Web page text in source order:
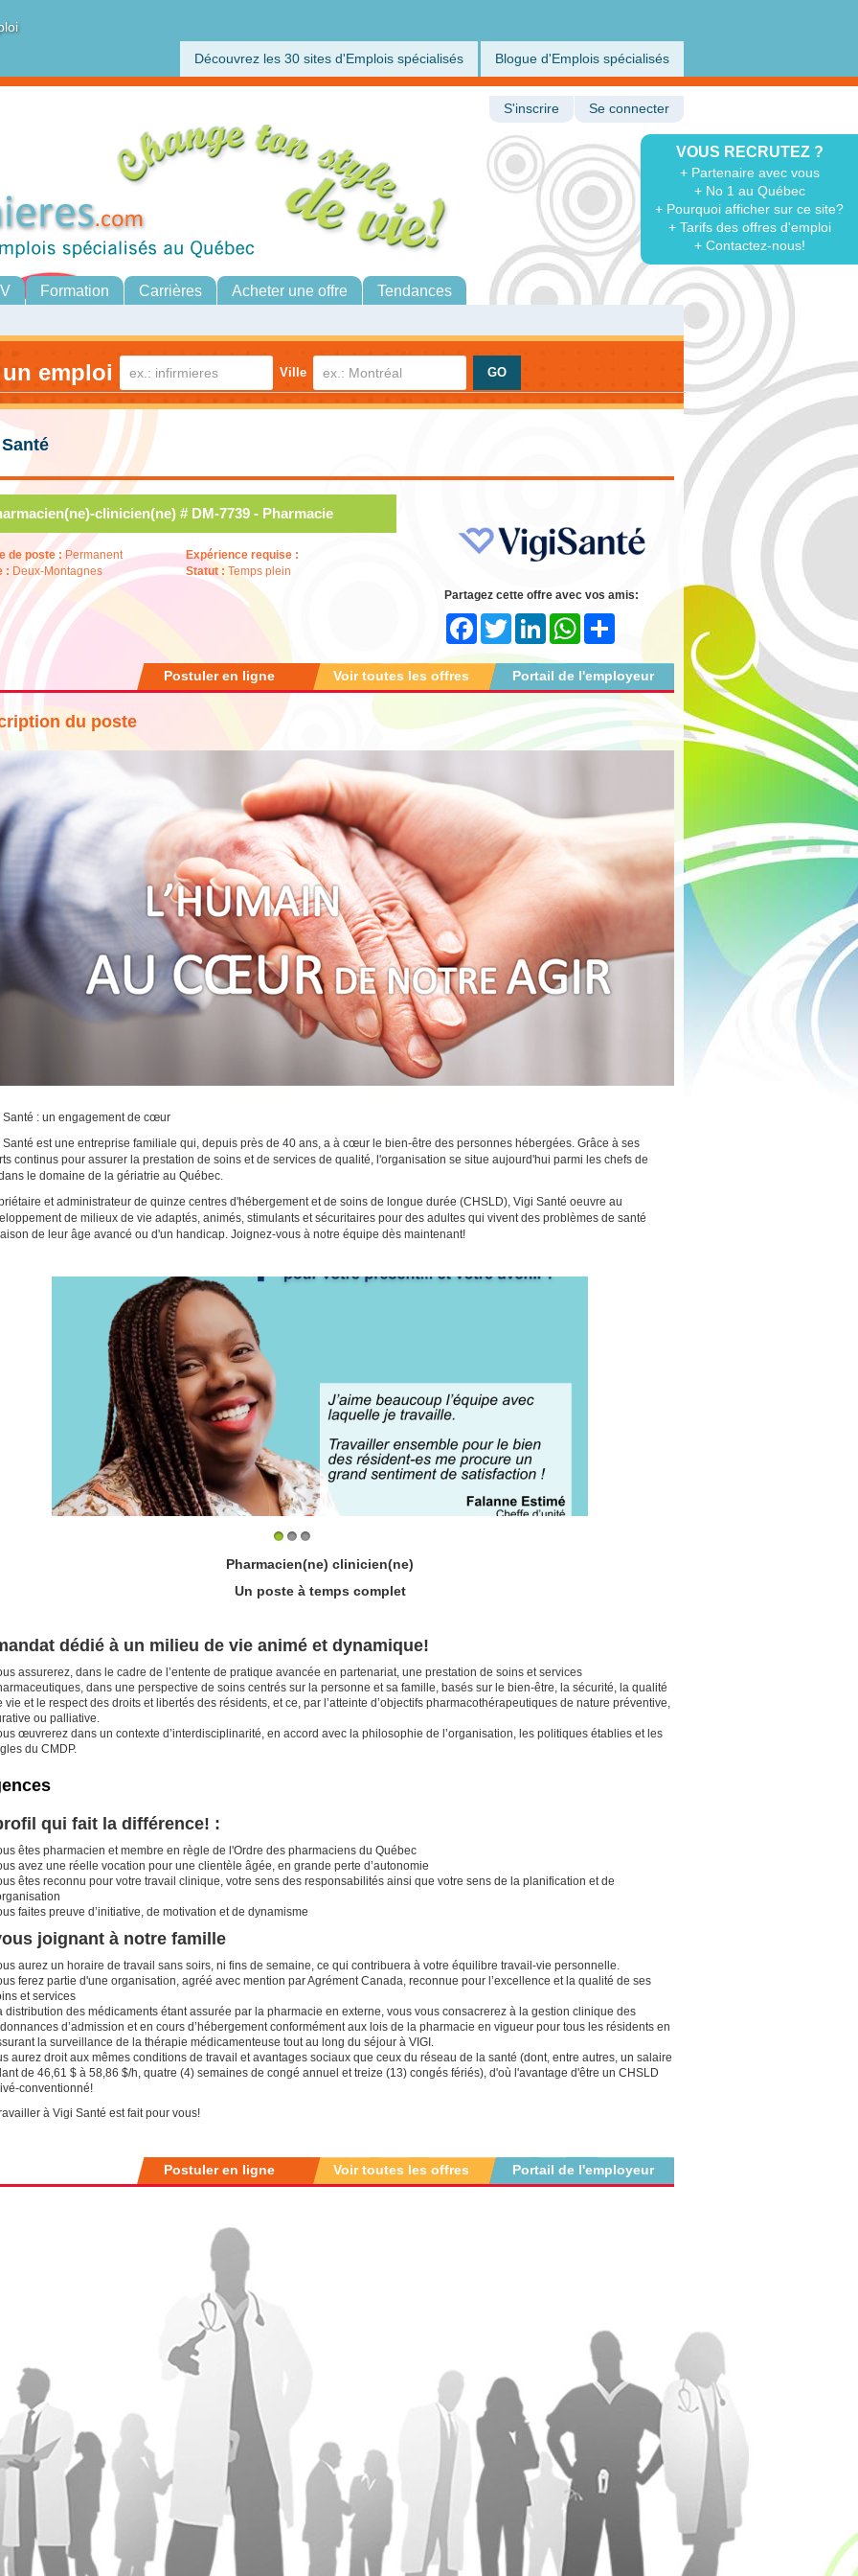
Découvrez les 30 sites d'Emplois spécialisés Blogue d'Emplois spécialisés
VOUS RECRUTEZ ?
+ Partenaire avec vous
+ No 1 au Québec
+ Pourquoi afficher sur ce site?
+ Tarifs des offres d'emploi
+ Contactez-nous!
S'inscrire Se connecter
Formation Carrières Acheter une offre Tendances
emploi Ville
clinicien(ne) # DM-7739 - Pharmacie
de poste : Permanent
: Deux-Montagnes
Expérience requise :
Statut : Temps plein
Partagez cette offre avec vos amis:
FacebookTwitter LinkedInWhatsApp
Portail de l'employeur
Voir toutes les offres
Postuler en ligne
du poste
Santé : un engagement de cœur
Santé est une entreprise familiale qui, depuis près de 40 ans, a à cœur le bien-être des personnes hébergées. Grâce à ses
continus pour assurer la prestation de soins et de services de qualité, l'organisation se situe aujourd'hui parmi les chefs de
le domaine de la gériatrie au Québec.
et administrateur de quinze centres d'hébergement et de soins de longue durée (CHSLD), Vigi Santé oeuvre au
de milieux de vie adaptés, animés, stimulants et sécuritaires pour des adultes qui vivent des problèmes de santé
de leur âge avancé ou d'un handicap. Joignez-vous à notre équipe dès maintenant!
Pharmacien(ne) clinicien(ne)
Un poste à temps complet
dédié à un milieu de vie animé et dynamique!
assurerez, dans le cadre de l’entente de pratique avancée en partenariat, une prestation de soins et services
dans une perspective de soins centrés sur la personne et sa famille, basés sur le bien-être, la sécurité, la qualité
vie et le respect des droits et libertés des résidents, et ce, par l’atteinte d’objectifs pharmacothérapeutiques de nature préventive,
ou palliative.
œuvrerez dans un contexte d’interdisciplinarité, en accord avec la philosophie de l’organisation, les politiques établies et les
du CMDP.
qui fait la différence! :
êtes pharmacien et membre en règle de l'Ordre des pharmaciens du Québec
avez une réelle vocation pour une clientèle âgée, en grande perte d’autonomie
êtes reconnu pour votre travail clinique, votre sens des responsabilités ainsi que votre sens de la planification et de
faites preuve d’initiative, de motivation et de dynamisme
joignant à notre famille
aurez un horaire de travail sans soirs, ni fins de semaine, ce qui contribuera à votre équilibre travail-vie personnelle.
ferez partie d'une organisation, agréé avec mention par Agrément Canada, reconnue pour l’excellence et la qualité de ses
et services
distribution des médicaments étant assurée par la pharmacie en externe, vous vous consacrerez à la gestion clinique des
d’admission et en cours d’hébergement conformément aux lois de la pharmacie en vigueur pour tous les résidents en
la surveillance de la thérapie médicamenteuse tout au long du séjour à VIGI.
aurez droit aux mêmes conditions de travail et avantages sociaux que ceux du réseau de la santé (dont, entre autres, un salaire
de 46,61 $ à 58,86 $/h, quatre (4) semaines de congé annuel et treize (13) congés fériés), d'où l'avantage d'être un CHSLD
conventionné!
à Vigi Santé est fait pour vous!
Portail de l'employeur
Voir toutes les offres
Postuler en ligne